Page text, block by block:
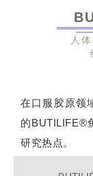
人
在口服胶原领
的BUTILIFE®
研究热点。